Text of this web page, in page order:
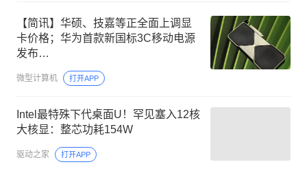
【简讯】华硕、技嘉等正全面上调显
卡价格；华为首款新国标3C移动电源
发布…
微型计算机 打开APP
Intel最特殊下代桌面U！罕见塞入12核
大核显：整芯功耗154W
驱动之家 打开APP